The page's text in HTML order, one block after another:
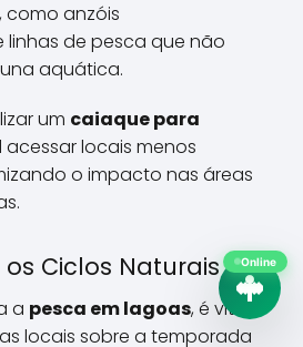
como anzóis
de pesca que não
aquática.
um caiaque para
acessar locais menos
o impacto nas áreas
Ciclos Naturais
a pesca em lagoas, é vital
locais sobre a temporada
Online